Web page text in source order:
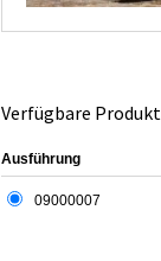
Verfügbare
Ausführung
09000007